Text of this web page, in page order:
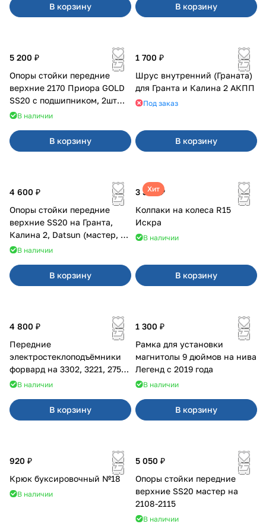
В корзину В корзину
5 200 ₽
Опоры стойки передние
верхние 2170 Приора GOLD
SS20 с подшипником, 2шт
10116
В наличии
В корзину
1 700 ₽
Шрус внутренний (Граната)
для Гранта и Калина 2 АКПП
Под заказ
В корзину
4 600 ₽
Опоры стойки передние
верхние SS20 на Гранта,
Калина 2, Datsun (мастер, с
ЭлУР, с подшипником) 2шт
В наличии
В корзину
Хит
3 380 ₽
Колпаки на колеса R15
Искра
В наличии
В корзину
4 800 ₽
Передние
электростеклоподъёмники
форвард на 3302, 3221, 2752,
2217В наличии
В корзину
1 300 ₽
Рамка для установки
магнитолы 9 дюймов на нива
Легенд с 2019 года
В наличии
В корзину
920 ₽
Крюк буксировочный №18
В наличии
5 050 ₽
Опоры стойки передние
верхние SS20 мастер на
2108-2115
В наличии